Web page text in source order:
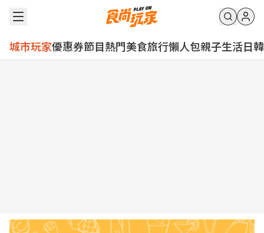
城市玩家優惠券節目熱門美食旅行懶人包親子生活日韓